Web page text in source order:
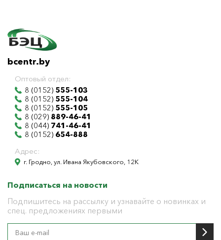
bcentr.by
Оптовый отдел:
8 (0152) 555-103
8 (0152) 555-104
8 (0152) 555-105
8 (029) 889-46-41
8 (044) 741-46-41
8 (0152) 654-888
Адрес:
г. Гродно, ул. Ивана Якубовского, 12К
Подписаться на новости
Подпишитесь на рассылку и узнавайте о новинках и
спец. предложениях первыми